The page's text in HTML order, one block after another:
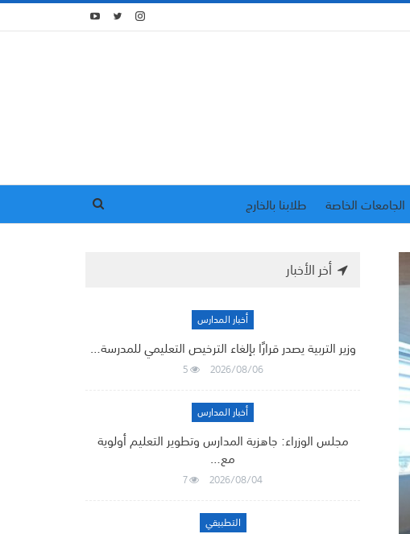
الجامعات الخاصة
طلابنا بالخارج
أخر الأخبار
أخبار المدارس
وزير التربية يصدر قرارًا بإلغاء الترخيص التعليمي للمدرسة…
2026/08/06
5
أخبار المدارس
مجلس الوزراء: جاهزية المدارس وتطوير التعليم أولوية
مع…
2026/08/04
7
التطبيقي